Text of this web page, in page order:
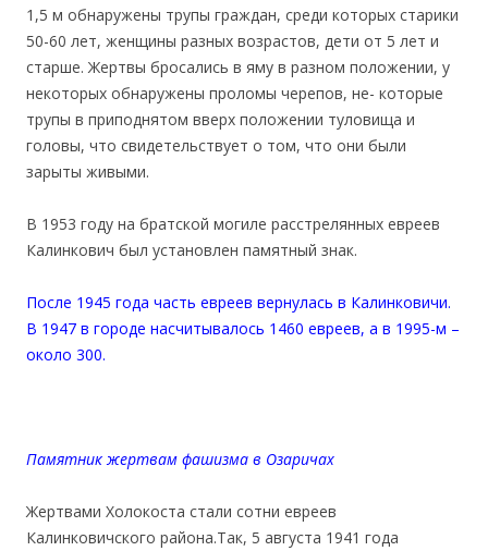
1,5 м обнаружены трупы граждан, среди которых старики
50-60 лет, женщины разных возрастов, дети от 5 лет и
старше. Жертвы бросались в яму в разном положении, у
некоторых обнаружены проломы черепов, не- которые
трупы в приподнятом вверх положении туловища и
головы, что свидетельствует о том, что они были
зарыты живыми.
В 1953 году на братской могиле расстрелянных евреев
Калинкович был установлен памятный знак.
После 1945 года часть евреев вернулась в Калинковичи.
В 1947 в городе насчитывалось 1460 евреев, а в 1995-м –
около 300.
Памятник жертвам фашизма в Озаричах
Жертвами Холокоста стали сотни евреев
Калинковичского района.Так, 5 августа 1941 года